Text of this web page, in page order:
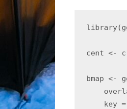
cent <-
bmap <-
key